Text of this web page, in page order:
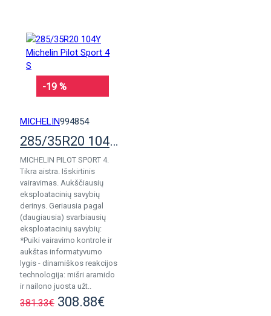
-19 %
MICHELIN994854
285/35R20 104Y Michelin Pilot Sport 4 S
MICHELIN PILOT SPORT 4.
Tikra aistra. Išskirtinis
vairavimas. Aukščiausių
eksploatacinių savybių
derinys. Geriausia pagal
(daugiausia) svarbiausių
eksploatacinių savybių:
*Puiki vairavimo kontrole ir
aukštas informatyvumo
lygis - dinamiškos reakcijos
technologija: mišri aramido
ir nailono juosta užt..
381.33€ 308.88€